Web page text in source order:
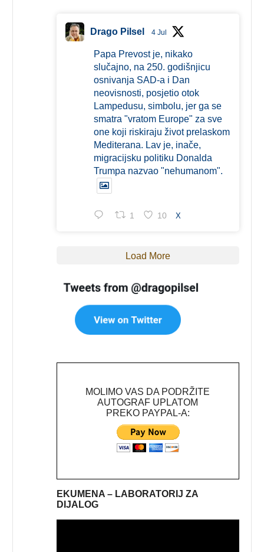
Drago Pilsel 4 Jul
Papa Prevost je, nikako
slučajno, na 250. godišnjicu
osnivanja SAD-a i Dan
neovisnosti, posjetio otok
Lampedusu, simbolu, jer ga se
smatra "vratom Europe" za sve
one koji riskiraju život prelaskom
Mediterana. Lav je, inače,
migracijsku politiku Donalda
Trumpa nazvao "nehumanom".
1 10 X
Load More
MOLIMO VAS DA PODRŽITE
AUTOGRAF UPLATOM
PREKO PAYPAL-A:
EKUMENA – LABORATORIJ ZA
DIJALOG